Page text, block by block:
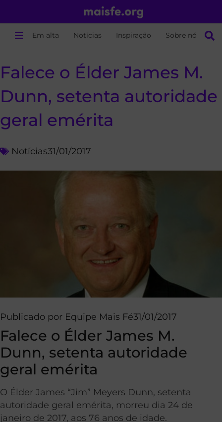
Em alta Notícias Inspiração Sobre nós
Falece o Élder James M.
Dunn, setenta autoridade
geral emérita
Notícias31/01/2017
Publicado por Equipe Mais Fé31/01/2017
Falece o Élder James M.
Dunn, setenta autoridade
geral emérita
O Élder James “Jim” Meyers Dunn, setenta
autoridade geral emérita, morreu dia 24 de
janeiro de 2017, aos 76 anos de idade.